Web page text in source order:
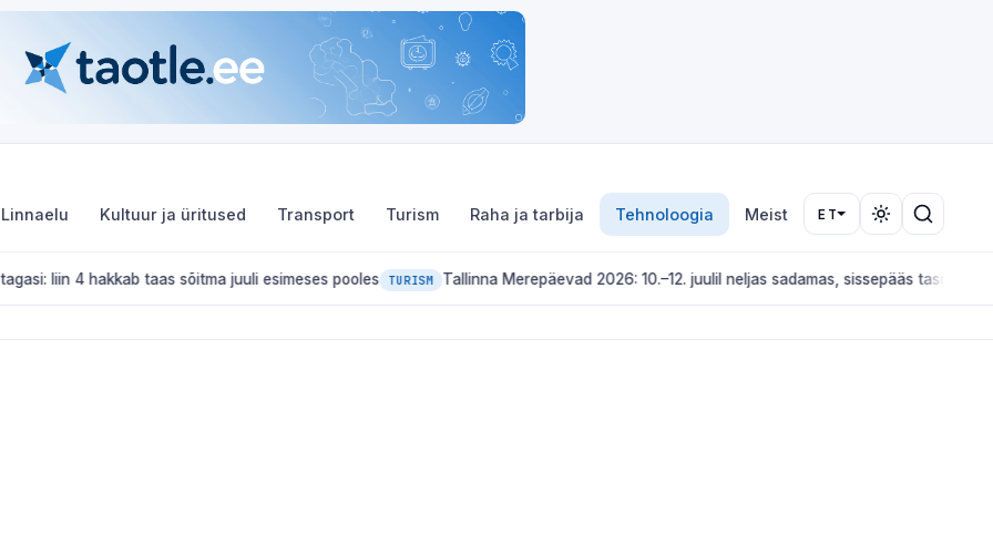
Linnaelu Kultuur ja üritused Transport Turism Raha ja tarbija Tehnoloogia Meist ET
4 hakkab taas sõitma juuli esimeses pooles TURISM Tallinna Merepäevad 2026: 10.–12. juulil neljas sadamas, sissepääs tasuta KULTUUR